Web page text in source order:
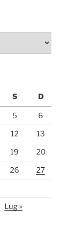
S D
5 6
12 13
19 20
26 27
Lug »